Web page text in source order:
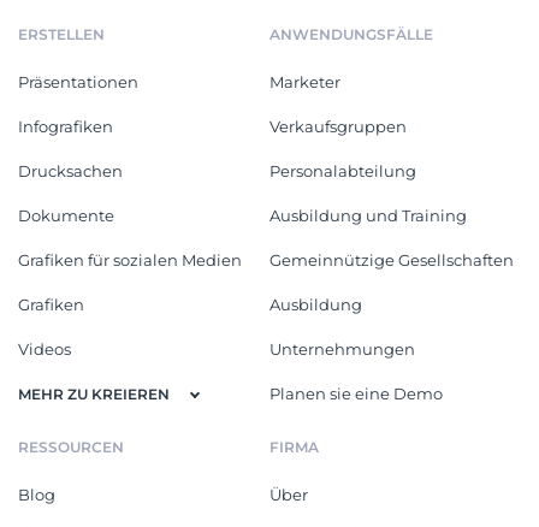
ERSTELLEN
Präsentationen
Infografiken
Drucksachen
Dokumente
Grafiken für sozialen Medien
Grafiken
Videos
MEHR ZU KREIEREN
ANWENDUNGSFÄLLE
Marketer
Verkaufsgruppen
Personalabteilung
Ausbildung und Training
Gemeinnützige Gesellschaften
Ausbildung
Unternehmungen
Planen sie eine Demo
RESSOURCEN
Blog
FIRMA
Über